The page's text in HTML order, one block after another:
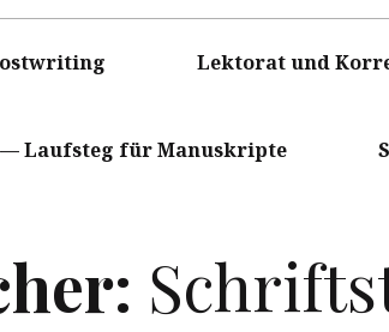
Lektorat und
Laufsteg für Manuskripte